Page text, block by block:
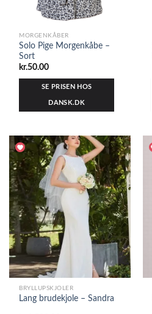
MORGENKÅBER
Solo Pige Morgenkåbe –
Sort
kr.50.00
SE PRISEN HOS
DANSK.DK
BRYLLUPSKJOLER
Lang brudekjole – Sandra